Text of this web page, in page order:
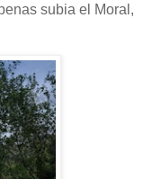
subia el Moral,